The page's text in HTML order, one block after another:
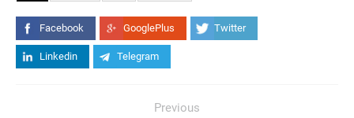
Facebook GooglePlus Twitter
Linkedin Telegram
Previous